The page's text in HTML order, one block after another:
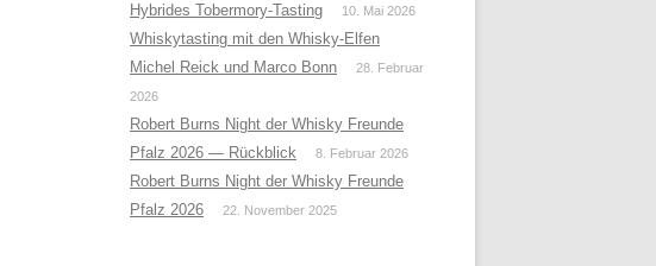
Hybrides Tobermory-Tasting 10. Mai 2026
Whiskytasting mit den Whisky-Elfen
Michel Reick und Marco Bonn
28. Februar
2026
Robert Burns Night der Whisky Freunde
Pfalz 2026 — Rückblick
8. Februar 2026
Robert Burns Night der Whisky Freunde
Pfalz 2026
22. November 2025